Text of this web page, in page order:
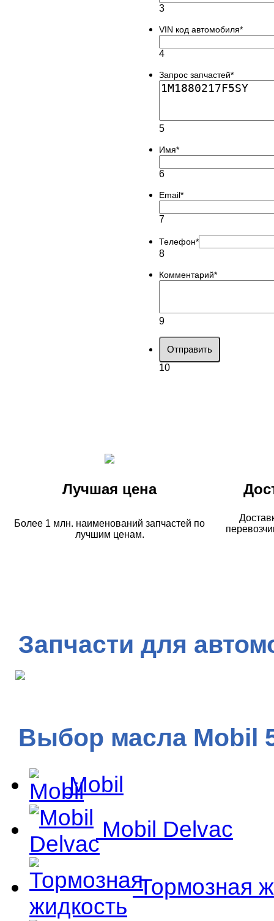
3
VIN код автомобиля*
4
Запрос запчастей*
5
Имя*
6
Email*
7
Телефон*
8
Комментарий*
9
Отправить
10
Лучшая цена
Более 1 млн. наименований запчастей по
лучшим ценам.
Запчасти для
Выбор масла Mobil
Mobil
Mobil Delvac
Тормозная